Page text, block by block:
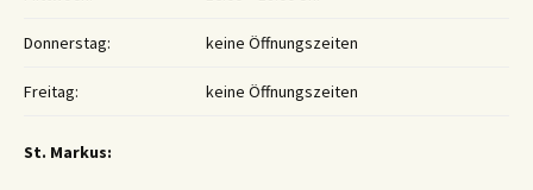
Donnerstag: keine Öffnungszeiten
Freitag: keine Öffnungszeiten
St. Markus: